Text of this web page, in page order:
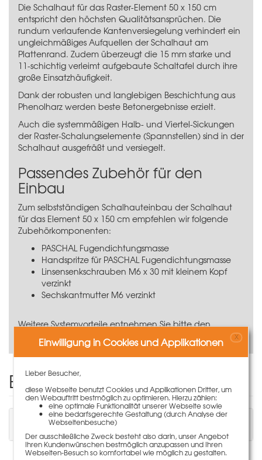
Die Schalhaut für das Raster-Element 50 x 150 cm
entspricht den höchsten Qualitätsansprüchen. Die
rundum verlaufende Kantenversiegelung verhindert ein
ungleichmäßiges Aufquellen der Schalhaut am
Plattenrand. Zudem überzeugt die 15 mm starke und
11-schichtig verleimt aufgebaute Schaltafel durch ihre
große Einsatzhäufigkeit.
Dank der robusten und langlebigen Beschichtung aus
Phenolharz werden beste Betonergebnisse erzielt.
Auch die systemmäßigen Halb- und Viertel-Sickungen
der Raster-Schalungselemente (Spannstellen) sind in der
Schalhaut ausgefräßt und versiegelt.
Passendes Zubehör für den
Einbau
Zum selbstständigen Schalhauteinbau der Schalhaut
für das Element 50 x 150 cm empfehlen wir folgende
Zubehörkomponenten:
PASCHAL Fugendichtungsmasse
Handspritze für PASCHAL Fugendichtungsmasse
Linsensenkschrauben M6 x 30 mit kleinem Kopf
verzinkt
Sechskantmutter M6 verzinkt
Weitere Systemvorteile entnehmen Sie bitte den
Einen Kommentar schreiben
Sie müssen angemeldet sein, um einen
Kommentar schreiben zu können.
Einwilligung in Cookies und Applikationen X
Lieber Besucher,
diese Webseite benutzt Cookies und Applikationen Dritter, um
den Webauftritt bestmöglich zu optimieren. Hierzu zählen:
eine optimale Funktionalität unserer Webseite sowie
eine bedarfsgerechte Gestaltung (durch Analyse der
Webseitenbesuche)
Der ausschließliche Zweck besteht also darin, unser Angebot
Ihren Kundenwünschen bestmöglich anzupassen und Ihren
Webseiten-Besuch so komfortabel wie möglich zu gestalten.